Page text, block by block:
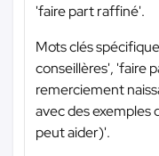
'faire part raffiné'.
Mots clés
conseillères', 'faire
remerciement
avec des
peut aider)'.